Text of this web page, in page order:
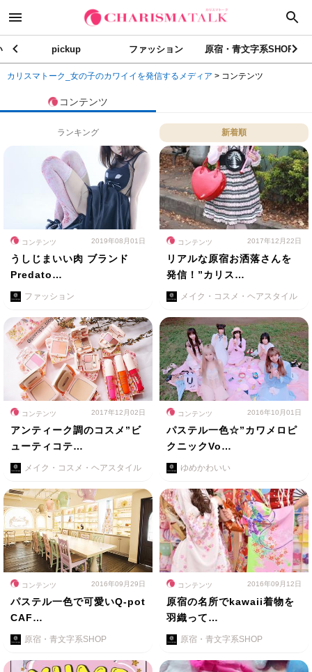
pickup ファッション 原宿・青文字系SHOP
カリスマトーク_女の子のカワイイを発信するメディア > コンテンツ
コンテンツ
ランキング 新着順
コンテンツ 2019年08月01日
うしじまいい肉 ブランド
Predato…
ファッション
コンテンツ 2017年12月22日
リアルな原宿お洒落さんを
発信！”カリス…
メイク・コスメ・ヘアスタイル
コンテンツ 2017年12月02日
アンティーク調のコスメ”ビ
ューティコテ…
メイク・コスメ・ヘアスタイル
コンテンツ 2016年10月01日
パステル一色☆”カワメロピ
クニックVo…
ゆめかわいい
コンテンツ 2016年09月29日
パステル一色で可愛いQ-pot
CAF…
原宿・青文字系SHOP
コンテンツ 2016年09月12日
原宿の名所でkawaii着物を
羽織って…
原宿・青文字系SHOP